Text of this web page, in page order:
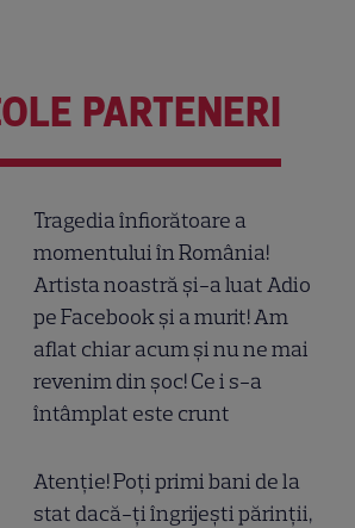
PARTENERI
Tragedia înfiorătoare a
momentului în România!
Artista noastră și-a luat Adio
pe Facebook și a murit! Am
aflat chiar acum și nu ne mai
revenim din șoc! Ce i s-a
întâmplat este crunt
Atenție! Poți primi bani de la
stat dacă-ți îngrijești părinții,